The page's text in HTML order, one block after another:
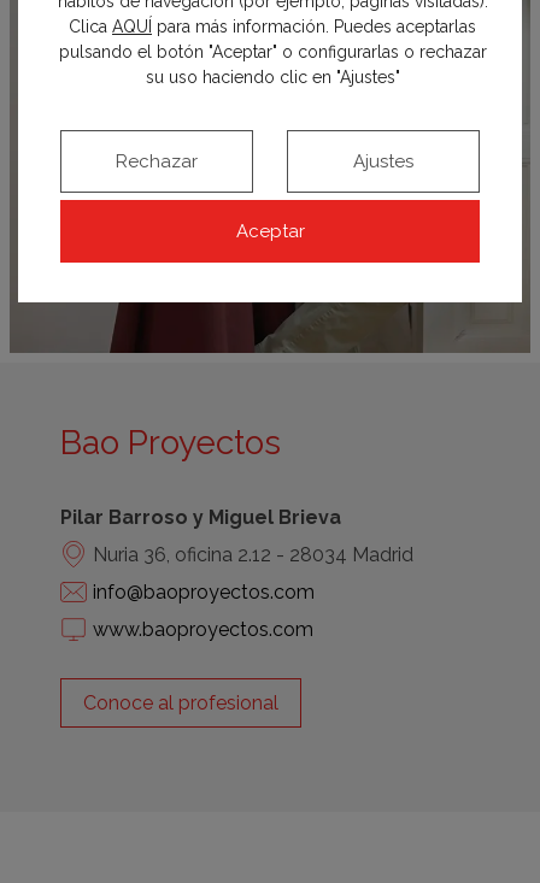
Bao Proyectos
Pilar Barroso y Miguel Brieva
Nuria 36, oficina 2.12 - 28034 Madrid
info@baoproyectos.com
www.baoproyectos.com
Conoce al profesional
Clica AQUÍ para más información. Puedes aceptarlas
pulsando el botón "Aceptar" o configurarlas o rechazar
su uso haciendo clic en "Ajustes"
Aceptar
Rechazar Ajustes